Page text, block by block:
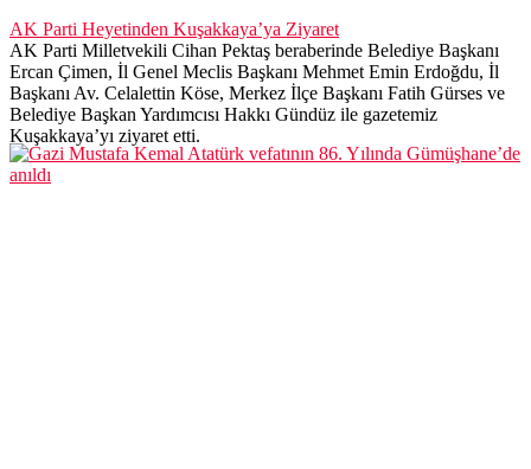
AK Parti Heyetinden Kuşakkaya’ya Ziyaret
AK Parti Milletvekili Cihan Pektaş beraberinde Belediye Başkanı
Ercan Çimen, İl Genel Meclis Başkanı Mehmet Emin Erdoğdu, İl
Başkanı Av. Celalettin Köse, Merkez İlçe Başkanı Fatih Gürses ve
Belediye Başkan Yardımcısı Hakkı Gündüz ile gazetemiz
Kuşakkaya’yı ziyaret etti.